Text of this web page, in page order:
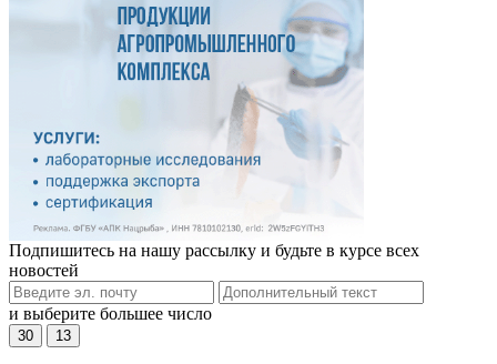
Подпишитесь на нашу рассылку и будьте в курсе всех
новостей
и выберите большее число
30 13